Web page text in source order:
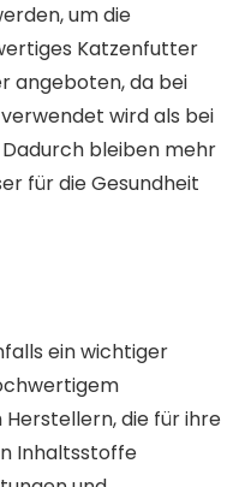
um die
Katzenfutter
angeboten, da bei
wird als bei
bleiben mehr
für die Gesundheit
ein wichtiger
die für ihre
Inhaltsstoffe